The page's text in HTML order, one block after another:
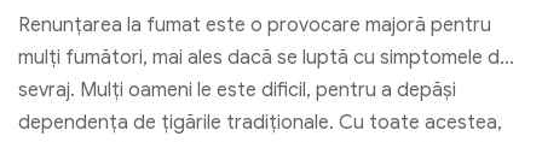
Renunțarea la fumat este o provocare majoră pentru
mulți fumători, mai ales dacă se luptă cu simptomele de
sevraj. Mulți oameni le este dificil, pentru a depăși
dependența de țigările tradiționale. Cu toate acestea,